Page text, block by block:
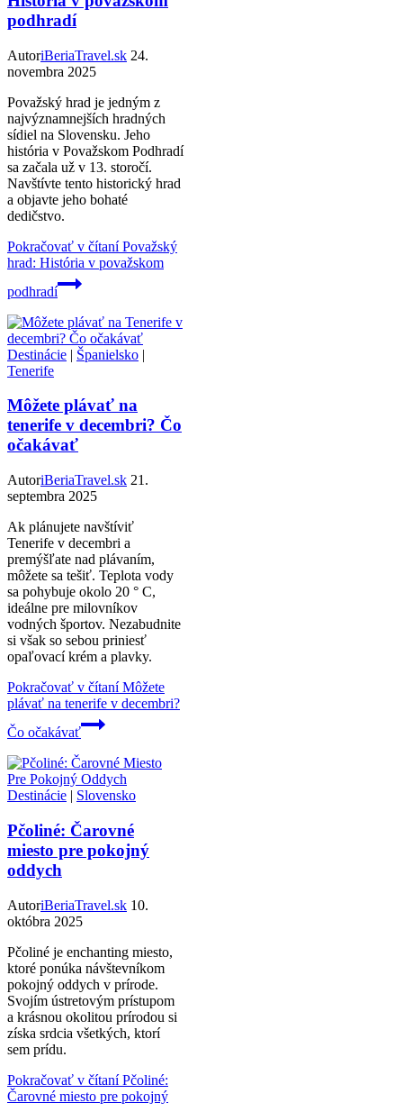
podhradí
AutoriBeriaTravel.sk 24.
novembra 2025
Považský hrad je jedným z
najvýznamnejších hradných
sídiel na Slovensku. Jeho
história v Považskom Podhradí
sa začala už v 13. storočí.
Navštívte tento historický hrad
a objavte jeho bohaté
dedičstvo.
Pokračovať v čítaníPovažský
hrad: História v považskom
podhradí
Destinácie | Španielsko |
Tenerife
Môžete plávať na
tenerife v decembri? Čo
očakávať
AutoriBeriaTravel.sk 21.
septembra 2025
Ak plánujete navštíviť
Tenerife v decembri a
premýšľate nad plávaním,
môžete sa tešiť. Teplota vody
sa pohybuje okolo 20 ° C,
ideálne pre milovníkov
vodných športov. Nezabudnite
si však so sebou priniesť
opaľovací krém a plavky.
Pokračovať v čítaníMôžete
plávať na tenerife v decembri?
Čo očakávať
Destinácie | Slovensko
Pčoliné: Čarovné
miesto pre pokojný
oddych
AutoriBeriaTravel.sk 10.
októbra 2025
Pčoliné je enchanting miesto,
ktoré ponúka návštevníkom
pokojný oddych v prírode.
Svojím ústretovým prístupom
a krásnou okolitou prírodou si
získa srdcia všetkých, ktorí
sem prídu.
Pokračovať v čítaníPčoliné:
Čarovné miesto pre pokojný